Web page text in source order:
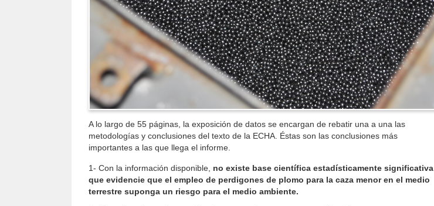
A lo largo de 55 páginas, la exposición de datos se encargan de rebatir una a una las
metodologías y conclusiones del texto de la ECHA. Éstas son las conclusiones más
importantes a las que llega el informe.
1- Con la información disponible, no existe base científica estadísticamente significativa
que evidencie que el empleo de perdigones de plomo para la caza menor en el medio
terrestre suponga un riesgo para el medio ambiente.